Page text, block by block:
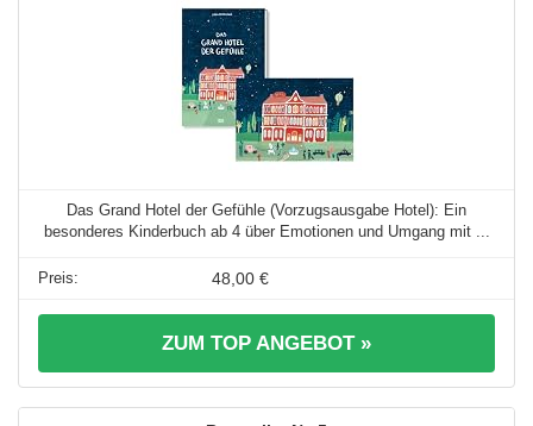
Das Grand Hotel der Gefühle (Vorzugsausgabe Hotel): Ein
besonderes Kinderbuch ab 4 über Emotionen und Umgang mit ...
48,00 €
ZUM TOP ANGEBOT »